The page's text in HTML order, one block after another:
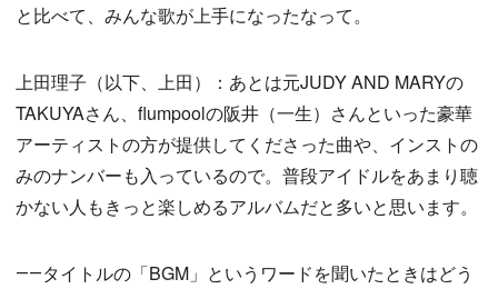
と比べて、みんな歌が上手になったなって。
上田理子（以下、上田）：あとは元JUDY AND MARYの
TAKUYAさん、flumpoolの阪井（一生）さんといった豪華
アーティストの方が提供してくださった曲や、インストの
みのナンバーも入っているので。普段アイドルをあまり聴
かない人もきっと楽しめるアルバムだと多いと思います。
――タイトルの「BGM」というワードを聞いたときはどう